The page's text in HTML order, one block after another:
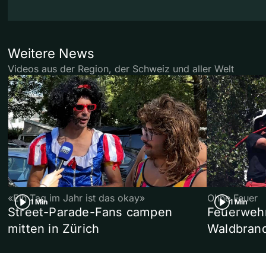
Weitere News
Videos aus der Region, der Schweiz und aller Welt
1 Min
«Ein Tag im Jahr ist das okay»
Street-Parade-Fans campen
mitten in Zürich
1 Min
Ohne Feuer